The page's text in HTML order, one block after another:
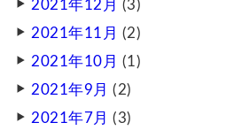
2021年12月 (3)
2021年11月 (2)
2021年10月 (1)
2021年9月 (2)
2021年7月 (3)